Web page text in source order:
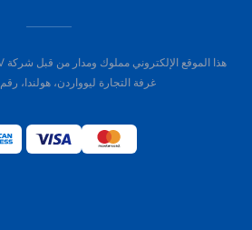
غرفة التجارة ليوواردن، هولندا، رقم 01104443